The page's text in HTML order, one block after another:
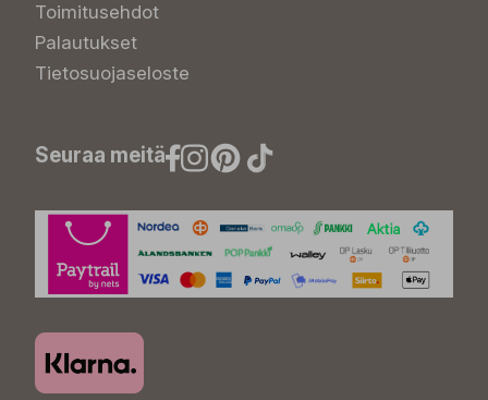
Toimitusehdot
Palautukset
Tietosuojaseloste
Seuraa meitä